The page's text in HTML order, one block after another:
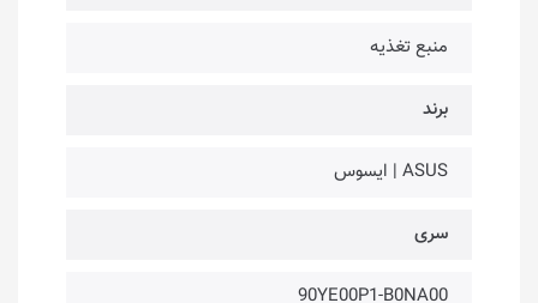
منبع تغذیه
برند
ASUS | ایسوس
سری
90YE00P1-B0NA00